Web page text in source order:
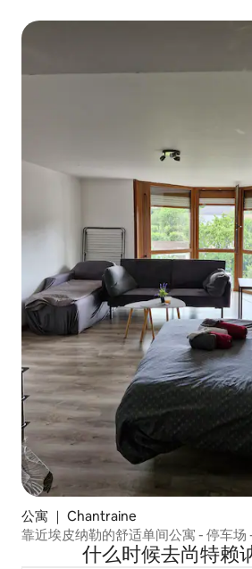
公寓 ｜ Chantraine
靠近埃皮纳勒的舒适单间公寓 - 停车场
什么时候去尚特赖